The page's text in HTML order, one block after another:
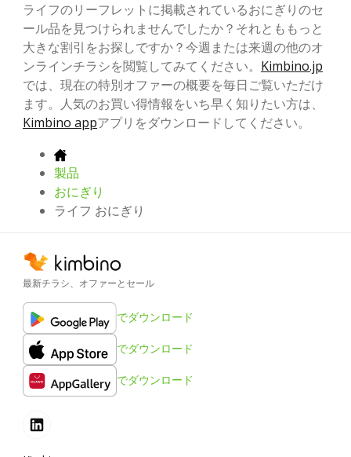
ライフのリーフレットに掲載されているおにぎりのセ
ール品を見つけられませんでしたか？それとももっと
大きな割引をお探しですか？今週または来週の他のオ
ンラインチラシを閲覧してみてください。 Kimbino.jp
では、現在の特別オファーの概要を毎日ご覧いただけ
ます。人気のお買い得情報をいち早く知りたい方は、
Kimbino appアプリをダウンロードしてください。
製品
おにぎり
ライフ おにぎり
最新チラシ、オファーとセール
でダウンロード
でダウンロード
でダウンロード